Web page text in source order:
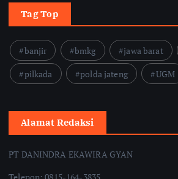
Tag Top
banjir bmkg jawa barat
pilkada
polda jateng UGM
Alamat Redaksi
PT DANINDRA EKAWIRA GYAN